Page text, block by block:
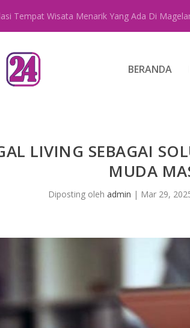
Tempat Wisata Menarik Yang Ada Di
BERANDA
LIVING SEBAGAI
MUDA
Diposting oleh admin | Mar 29,